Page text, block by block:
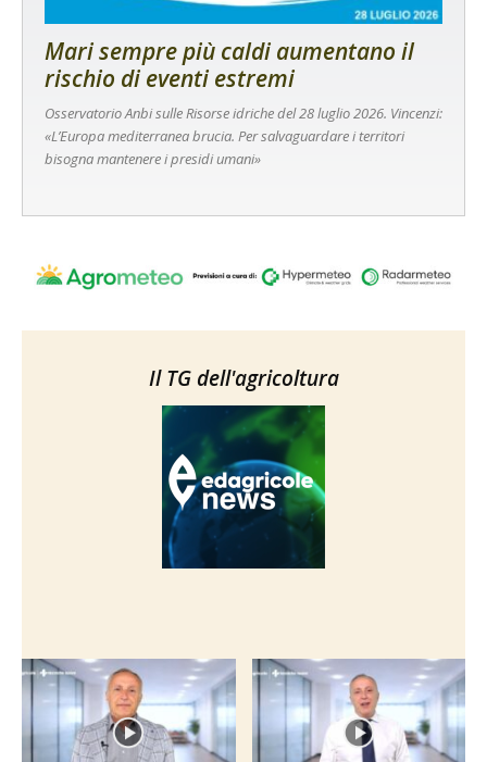
Mari sempre più caldi aumentano il
rischio di eventi estremi
Osservatorio Anbi sulle Risorse idriche del 28 luglio 2026. Vincenzi:
«L’Europa mediterranea brucia. Per salvaguardare i territori
bisogna mantenere i presidi umani»
Il TG dell'agricoltura